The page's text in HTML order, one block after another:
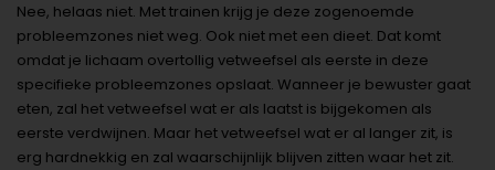
Nee, helaas niet. Met trainen krijg je deze zogenoemde
probleemzones niet weg. Ook niet met een dieet. Dat komt
omdat je lichaam overtollig vetweefsel als eerste in deze
specifieke probleemzones opslaat. Wanneer je bewuster gaat
eten, zal het vetweefsel wat er als laatst is bijgekomen als
eerste verdwijnen. Maar het vetweefsel wat er al langer zit, is
erg hardnekkig en zal waarschijnlijk blijven zitten waar het zit.